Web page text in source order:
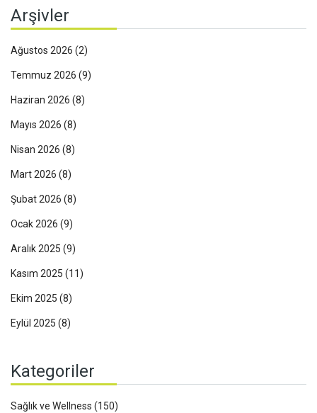
Arşivler
Ağustos 2026 (2)
Temmuz 2026 (9)
Haziran 2026 (8)
Mayıs 2026 (8)
Nisan 2026 (8)
Mart 2026 (8)
Şubat 2026 (8)
Ocak 2026 (9)
Aralık 2025 (9)
Kasım 2025 (11)
Ekim 2025 (8)
Eylül 2025 (8)
Kategoriler
Sağlık ve Wellness (150)